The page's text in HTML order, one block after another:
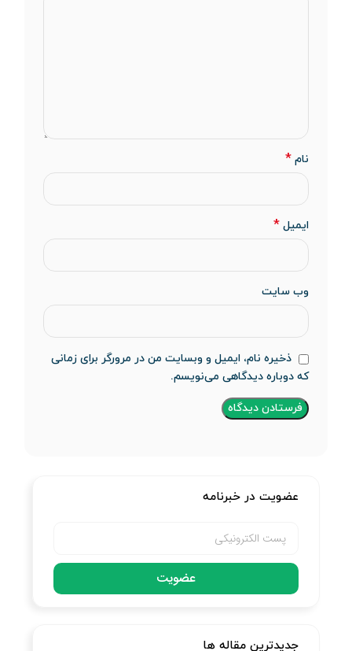
نام *
ایمیل *
وب‌ سایت
ذخیره نام، ایمیل و وبسایت من در مرورگر برای زمانی
که دوباره دیدگاهی می‌نویسم.
عضویت در خبرنامه
عضویت
جدیدترین مقاله ها